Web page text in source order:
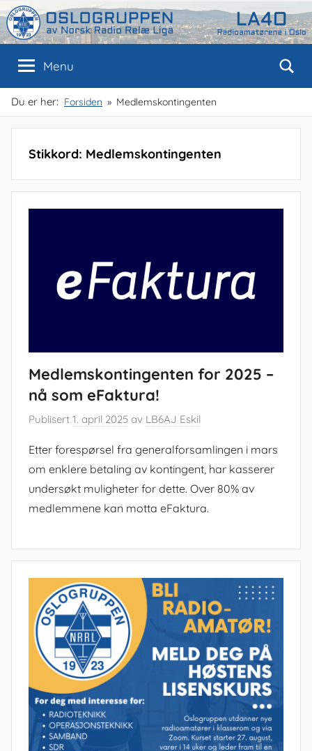
Skip
to
content
Oslogruppen
av
NRRL
Oslo
Menu
Du er her: Forsiden Medlemskontingenten
Stikkord: Medlemskontingenten
Medlemskontingenten for 2025 –
nå som eFaktura!
Publisert 1. april 2025 av LB6AJ Eskil
Etter forespørsel fra generalforsamlingen i mars
om enklere betaling av kontingent, har kasserer
undersøkt muligheter for dette. Over 80% av
medlemmene kan motta eFaktura.